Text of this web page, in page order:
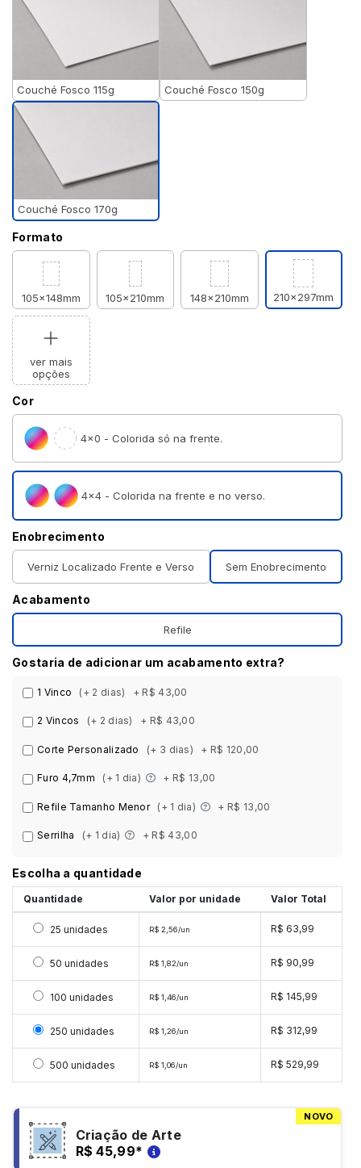
Couché Fosco 115g Couché Fosco 150g
Couché Fosco 170g
Formato
105x148mm 105x210mm 148x210mm 210x297mm
ver mais
opções
Cor
4×0 - Colorida só na frente.
4×4 - Colorida na frente e no verso.
Enobrecimento
Verniz Localizado Frente e Verso Sem Enobrecimento
Acabamento
Refile
Gostaria de adicionar um acabamento extra?
1 Vinco (+ 2 dias) + R$ 43,00
2 Vincos (+ 2 dias) + R$ 43,00
Corte Personalizado (+ 3 dias) + R$ 120,00
Furo 4,7mm (+ 1 dia) + R$ 13,00
Refile Tamanho Menor (+ 1 dia) + R$ 13,00
Serrilha (+ 1 dia) + R$ 43,00
Escolha a quantidade
Quantidade Valor por unidade Valor Total
Selecionar 25 unidades
25 unidades R$ 2,56/un R$ 63,99
Selecionar 50 unidades
50 unidades R$ 1,82/un R$ 90,99
Selecionar 100 unidades
100 unidades R$ 1,46/un R$ 145,99
Selecionar 250 unidades
250 unidades R$ 1,26/un R$ 312,99
Selecionar 500 unidades
500 unidades R$ 1,06/un R$ 529,99
NOVO
Criação de Arte
R$ 45,99*